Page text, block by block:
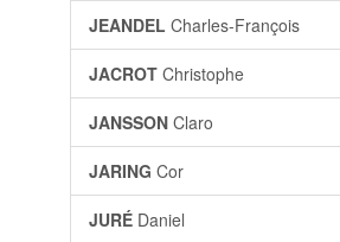
JEANDEL Charles-François
JACROT Christophe
JANSSON Claro
JARING Cor
JURÉ Daniel